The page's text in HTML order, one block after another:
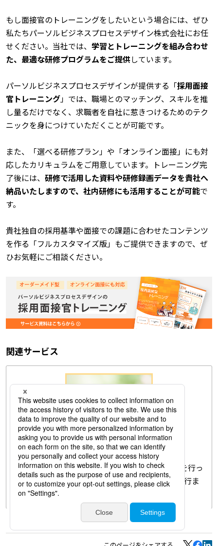
もし面接官のトレーニングをしたいという場合には、ぜひ
私たちパーソルビジネスプロセスデザイン株式会社にお任
せください。当社では、 学習とトレーニングを組み合わせ
た、最適な研修プログラムをご提供しています。
パーソルビジネスプロセスデザインが提供する 「採用面接
官トレーニング」 では、職場とのマッチング、スキルを推
し量るだけでなく、求職者を自社に惹きつけるためのテク
ニックを身につけていただくことが可能です。
また、「選べる研修プラン」や「オンライン面接」にも対
応したカリキュラムをご用意しています。トレーニング完
了後には、 研修で活用した資料や研修録画データを貴社へ
納品いたしますので、社内研修にも活用することが可能で
す。
貴社独自の採用基準や面接での課題に合わせたコンテンツ
を作る「フルカスタマイズ版」もご提供できますので、ぜ
ひお気軽にご相談ください。
関連サービス
採用支援・採用代行
新卒・中途・アルバイト/パート採用業務の支援を行っ
ています。採用計画や応募母集団形成から運用代行ま
で幅広く対応します。